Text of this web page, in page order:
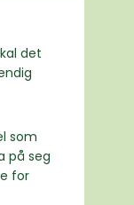
det
som
på seg
for